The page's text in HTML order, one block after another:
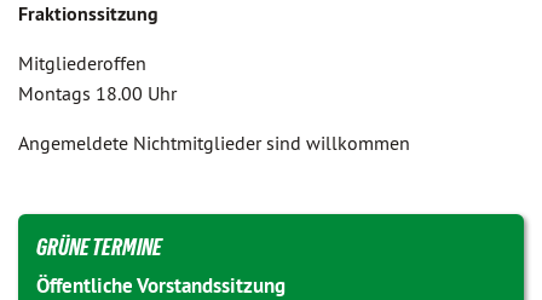
Fraktionssitzung
Mitgliederoffen
Montags 18.00 Uhr
Angemeldete Nichtmitglieder sind willkommen
GRÜNE TERMINE
Öffentliche Vorstandssitzung